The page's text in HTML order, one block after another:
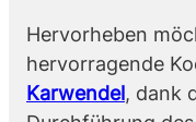
Hervorheben
hervorragende
Karwendel, dank